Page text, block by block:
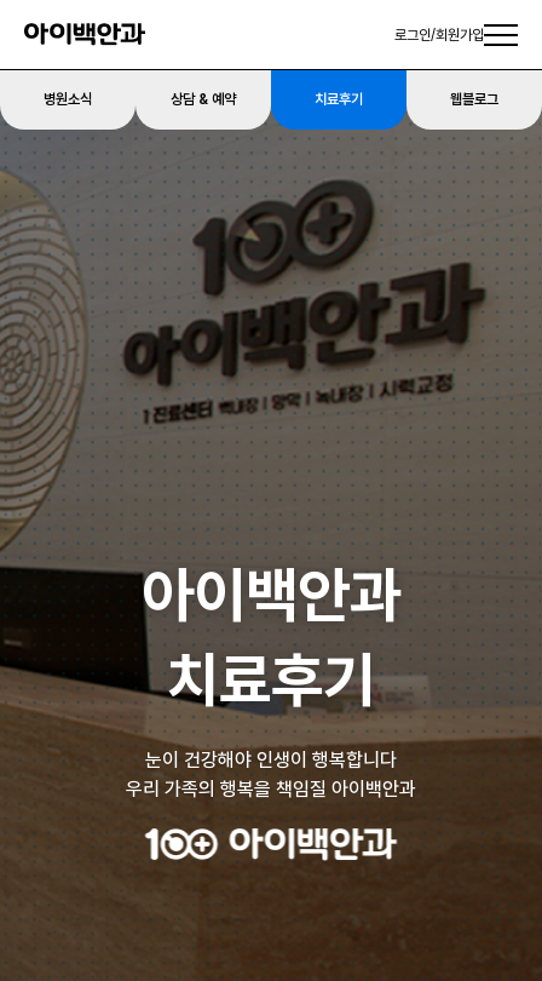
로그인/회원가입
아이백안과
치료후기
눈이 건강해야 인생이 행복합니다
우리 가족의 행복을 책임질 아이백안과
병원소식 상담 & 예약 치료후기 웹블로그